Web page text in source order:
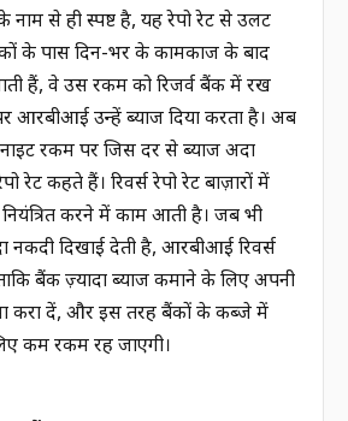
नाम से ही स्पष्ट है, यह रेपो रेट से उलट
के पास दिन-भर के कामकाज के बाद
हैं, वे उस रकम को रिजर्व बैंक में रख
आरबीआई उन्हें ब्याज दिया करता है। अब
रकम पर जिस दर से ब्याज अदा
रेट कहते हैं। रिवर्स रेपो रेट बाज़ारों में
करने में काम आती है। जब भी
नकदी दिखाई देती है, आरबीआई रिवर्स
बैंक ज़्यादा ब्याज कमाने के लिए अपनी
करा दें, और इस तरह बैंकों के कब्जे में
कम रकम रह जाएगी।